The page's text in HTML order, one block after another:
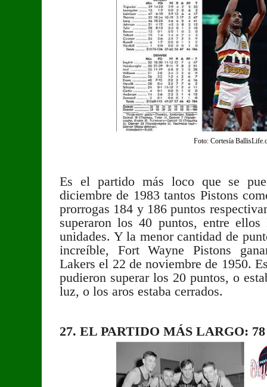
Foto: Cortesía
Es el partido más loco que se
diciembre de 1983 tantos Pistons
prorrogas 184 y 186 puntos
superaron los 40 puntos, entre
unidades. Y la menor cantidad de
increíble, Fort Wayne Pistons
Lakers el 22 de noviembre de 1950.
pudieron superar los 20 puntos, o
luz, o los aros estaba cerrados.
27. EL PARTIDO MÁS LARGO: